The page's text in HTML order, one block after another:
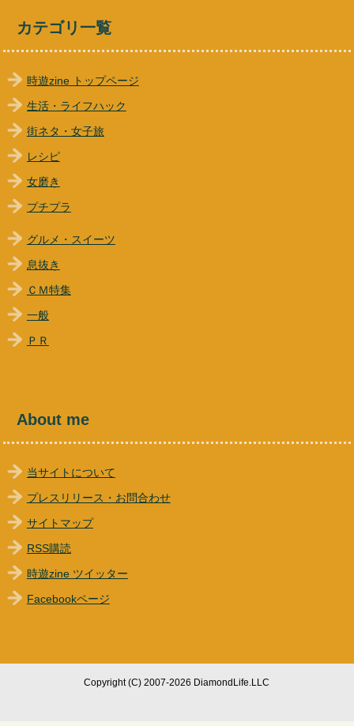
カテゴリ一覧
時遊zine トップページ
生活・ライフハック
街ネタ・女子旅
レシピ
女磨き
プチプラ
グルメ・スイーツ
息抜き
ＣＭ特集
一般
ＰＲ
About me
当サイトについて
プレスリリース・お問合わせ
サイトマップ
RSS購読
時遊zine ツイッター
Facebookページ
Copyright (C) 2007-2026 DiamondLife.LLC